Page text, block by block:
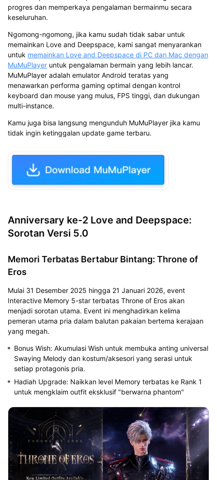
progres dan memperkaya pengalaman bermainmu secara
keseluruhan.
Ngomong-ngomong, jika kamu sudah tidak sabar untuk
memainkan Love and Deepspace, kami sangat menyarankan
untuk memainkan Love and Deepspace di PC dan Mac dengan
MuMuPlayeruntuk pengalaman bermain yang lebih lancar.
MuMuPlayer adalah emulator Android teratasyang
menawarkan performa gaming optimal dengan kontrol
keyboard dan mouse yang mulus, FPS tinggi, dan dukungan
multi-instance.
Kamu juga bisa langsung mengunduhMuMuPlayerjika kamu
tidak ingin ketinggalan update game terbaru.
Anniversary ke-2 Love and Deepspace:
Sorotan Versi 5.0
Memori Terbatas Bertabur Bintang: Throne of
Eros
Mulai 31 Desember 2025 hingga 21 Januari 2026, event
Interactive Memory 5-star terbatas Throne of Eros akan
menjadi sorotan utama. Event ini menghadirkan kelima
pemeran utama pria dalam balutan pakaian bertema kerajaan
yang megah.
Bonus Wish: Akumulasi Wish untuk membuka anting universal
Swaying Melody dan kostum/aksesori yang serasi untuk
setiap protagonis pria.
Hadiah Upgrade: Naikkan level Memory terbatas ke Rank 1
untuk mengklaim outfit eksklusif "berwarna phantom"